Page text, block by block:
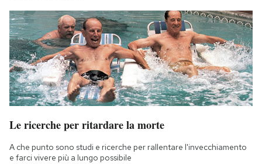
Le ricerche per ritardare la morte
A che punto sono studi e ricerche per rallentare l'invecchiamento
e farci vivere più a lungo possibile